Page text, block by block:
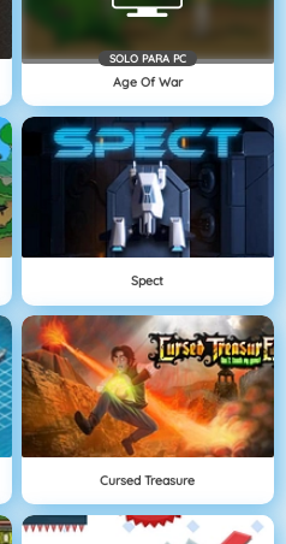
SOLO PARA PC
Age Of War
Spect
Cursed Treasure